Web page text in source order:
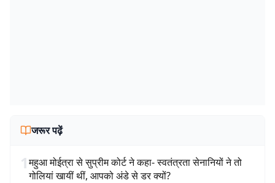
जरूर पढ़ें
1महुआ मोईत्रा से सुप्रीम कोर्ट ने कहा- स्वतंत्रता सेनानियों ने तो
गोलियां खायीं थीं, आपको अंडे से डर क्यों?